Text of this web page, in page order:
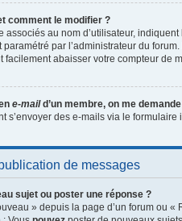
comment le modifier ?
associés au nom d’utilisateur,
paramétré par l’administrateur du
facilement abaisser votre compteur de
e-maild’un membre, on me
s’envoyer des e-mails via le
de messages
sujet ou poster une réponse ?
» depuis la page d’un forum ou